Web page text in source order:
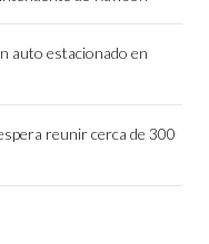
auto estacionado en
reunir cerca de 300